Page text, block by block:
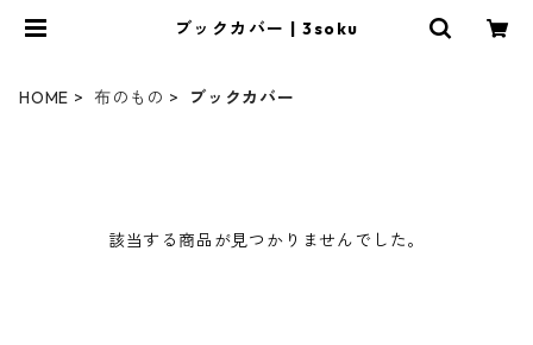
ブックカバー | 3soku
HOME 布のもの ブックカバー
該当する商品が見つかりませんでした。